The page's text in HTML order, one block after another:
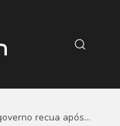
recua após